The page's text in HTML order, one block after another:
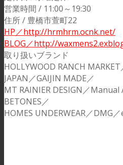
営業時間 / 11:00～19:30
住所 / 豊橋市萱町22
HP／http://hrmhrm.ocnk.net/
BLOG／http://
取り扱いブランド
HOLLYWOOD RANCH
JAPAN／GAIJIN MADE／
MT RAINIER DESIGN／
BETONES／
HOMES UNDERWEAR／DMG